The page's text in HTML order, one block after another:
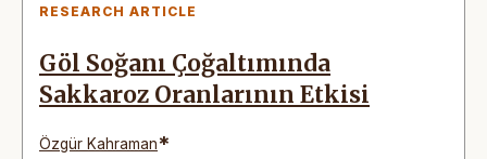
RESEARCH ARTICLE
Göl Soğanı Çoğaltımında
Sakkaroz Oranlarının Etkisi
Özgür Kahraman*